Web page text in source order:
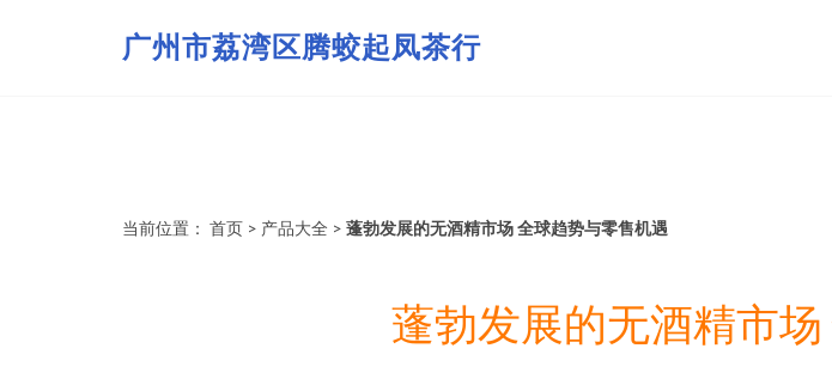
广州市荔湾区腾蛟起凤茶行
当前位置： 首页 > 产品大全 > 蓬勃发展的无酒精市场 全球趋势与零售机遇
蓬勃发展的无酒精市